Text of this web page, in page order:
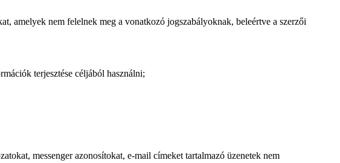
amelyek nem felelnek meg a vonatkozó jogszabályoknak, beleértve a szerzői
terjesztése céljából használni;
messenger azonosítokat, e-mail címeket tartalmazó üzenetek nem